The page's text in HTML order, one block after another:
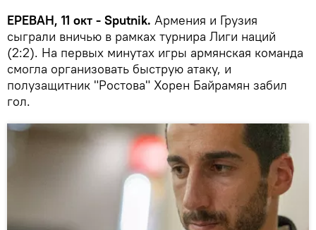
ЕРЕВАН, 11 окт - Sputnik. Армения и Грузия
сыграли вничью в рамках турнира Лиги наций
(2:2). На первых минутах игры армянская команда
смогла организовать быструю атаку, и
полузащитник "Ростова" Хорен Байрамян забил
гол.